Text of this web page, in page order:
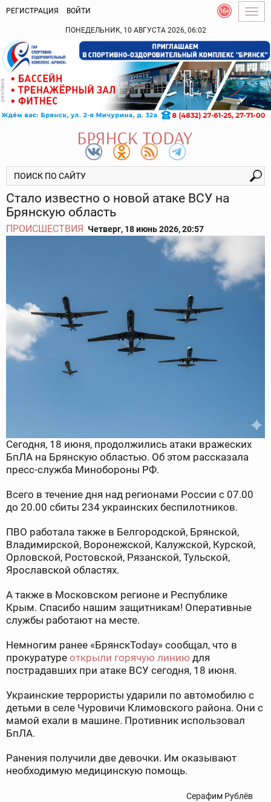
РЕГИСТРАЦИЯ ВОЙТИ
ПОНЕДЕЛЬНИК, 10 АВГУСТА 2026, 06:02
Стало известно о новой атаке ВСУ на
Брянскую область
ПРОИСШЕСТВИЯ Четверг, 18 июнь 2026, 20:57
Сегодня, 18 июня, продолжились атаки вражеских
БпЛА на Брянскую областью. Об этом рассказала
пресс-служба Минобороны РФ.
Всего в течение дня над регионами России с 07.00
до 20.00 сбиты 234 украинских беспилотников.
ПВО работала также в Белгородской, Брянской,
Владимирской, Воронежской, Калужской, Курской,
Орловской, Ростовской, Рязанской, Тульской,
Ярославской областях.
А также в Московском регионе и Республике
Крым. Спасибо нашим защитникам! Оперативные
службы работают на месте.
Немногим ранее «БрянскToday» сообщал, что в
прокуратуре открыли горячую линию для
пострадавших при атаке ВСУ сегодня, 18 июня.
Украинские террористы ударили по автомобилю с
детьми в селе Чуровичи Климовского района. Они с
мамой ехали в машине. Противник использовал
БпЛА.
Ранения получили две девочки. Им оказывают
необходимую медицинскую помощь.
Серафим Рублёв